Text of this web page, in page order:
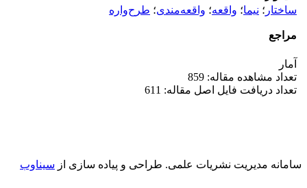
ساختار ؛ نیما؛ واقعه؛ واقعه‌مندی؛ طرح‌واره
مراجع
آمار
تعداد مشاهده مقاله: 859
تعداد دریافت فایل اصل مقاله: 611
سامانه مدیریت نشریات علمی. طراحی و پیاده سازی از سیناوب